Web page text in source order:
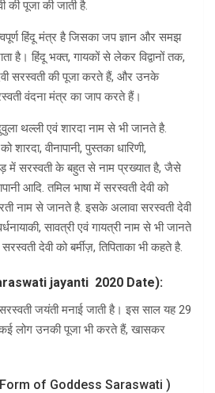
की पूजा की जाती है.
हिंदू मंत्र है जिसका जप ज्ञान और समझ
है। हिंदू भक्त, गायकों से लेकर विद्वानों तक,
सरस्वती की पूजा करते हैं, और उनके
वंदना मंत्र का जाप करते हैं।
थल्ली एवं शारदा नाम से भी जानते है.
शारदा, वीनापानी, पुस्तका धारिणी,
में सरस्वती के बहुत से नाम प्रख्यात है, जैसे
आदि. तमिल भाषा में सरस्वती देवी को
नाम से जानते है. इसके अलावा सरस्वती देवी
सावत्री एवं गायत्री नाम से भी जानते
देवी को बर्मीज़, तिपिताका भी कहते है.
jayanti 2020 Date):
जयंती मनाई जाती है। इस साल यह 29
लोग उनकी पूजा भी करते हैं, खासकर
Form of Goddess Saraswati )